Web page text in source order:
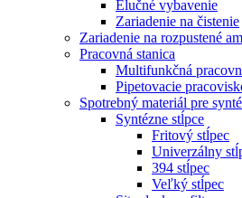
Elučné vybavenie
Zariadenie na čistenie
Zariadenie na rozpustené
Pracovná stanica
Multifunkčná
Pipetovacie
Spotrebný materiál pre
Syntézne stĺpce
Fritový stĺpec
Univerzálny
394 stĺpec
Veľký stĺpec